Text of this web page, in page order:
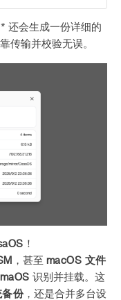
还会生成一份详细的
传输并校验无误。
！
，甚至 macOS 文件
识别并挂载。这
备份，还是合并多台设